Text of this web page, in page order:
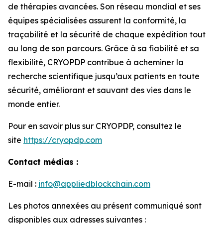
de thérapies avancées. Son réseau mondial et ses
équipes spécialisées assurent la conformité, la
traçabilité et la sécurité de chaque expédition tout
au long de son parcours. Grâce à sa fiabilité et sa
flexibilité, CRYOPDP contribue à acheminer la
recherche scientifique jusqu’aux patients en toute
sécurité, améliorant et sauvant des vies dans le
monde entier.
Pour en savoir plus sur CRYOPDP, consultez le
site https://cryopdp.com
Contact médias :
E-mail : info@appliedblockchain.com
Les photos annexées au présent communiqué sont
disponibles aux adresses suivantes :